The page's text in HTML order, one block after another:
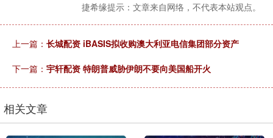
捷希缘提示：文章来自网络，不代表本站观点。
上一篇： 长城配资 iBASIS拟收购澳大利亚电信集团部分资产
下一篇： 宇轩配资 特朗普威胁伊朗不要向美国船开火
相关文章